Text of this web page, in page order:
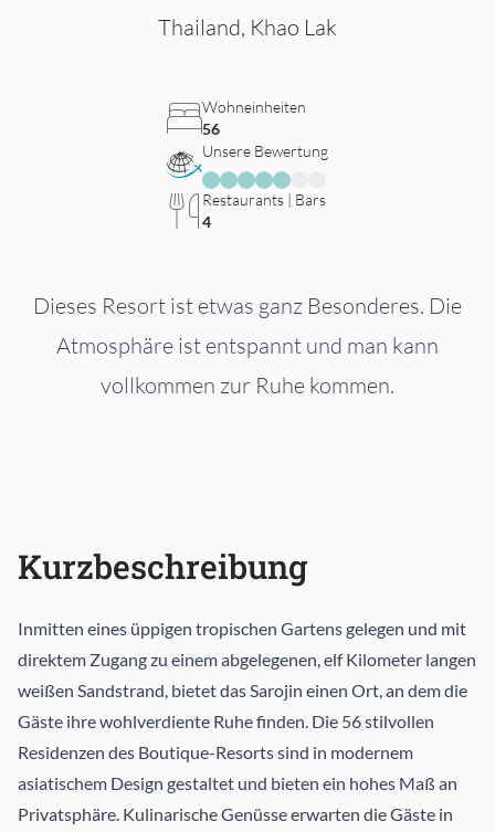
Thailand, Khao Lak
Wohneinheiten
56
Unsere Bewertung
Restaurants | Bars
4
Dieses Resort ist etwas ganz Besonderes. Die
Atmosphäre ist entspannt und man kann
vollkommen zur Ruhe kommen.
Kurzbeschreibung
Inmitten eines üppigen tropischen Gartens gelegen und mit
direktem Zugang zu einem abgelegenen, elf Kilometer langen
weißen Sandstrand, bietet das Sarojin einen Ort, an dem die
Gäste ihre wohlverdiente Ruhe finden. Die 56 stilvollen
Residenzen des Boutique-Resorts sind in modernem
asiatischem Design gestaltet und bieten ein hohes Maß an
Privatsphäre. Kulinarische Genüsse erwarten die Gäste in